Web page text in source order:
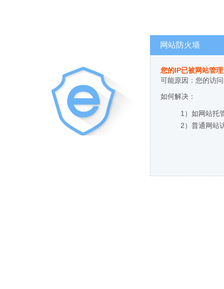
网站防火墙
您的IP已被网站管
可能原因：您的访
如何解决：
1）如网站托
2）普通网站